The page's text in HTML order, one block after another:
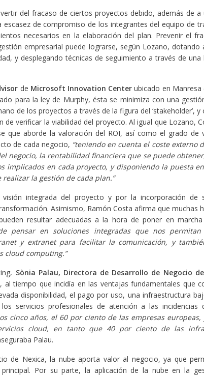
del fracaso de ciertos proyectos debido, además de a
escasez de compromiso de los integrantes del equipo de
necesarios en la elaboración del plan. Prevenir el
empresarial puede lograrse, según Lozano, dotando
y desplegando técnicas de seguimiento a través de una
de Microsoft Innovation Center ubicado en Manresa
para la ley de Murphy, ésta se minimiza con una
de los proyectos a través de la figura del ‘stakeholder’,
verificar la viabilidad del proyecto. Al igual que Lozano,
que aborde la valoración del ROI, así como el grado de
de cada negocio, “teniendo en cuenta el coste externo
negocio, la rentabilidad financiera que se puede
implicados en cada proyecto, y disponiendo la puesta
la gestión de cada plan.”
integrada del proyecto y por la incorporación de
Asimismo, Ramón Costa afirma que muchas
resultar adecuadas a la hora de poner en
pensar en soluciones integradas que nos permitan
y extranet para facilitar la comunicación, y
cloud computing.”
Sònia Palau, Directora de Desarrollo de Negocio
al tiempo que incidía en las ventajas fundamentales que
disponibilidad, el pago por uso, una infraestructura
servicios profesionales de atención a las incidencias
cinco años, el 60 por ciento de las empresas europeas,
cloud, en tanto que 40 por ciento de las
Palau.
de Nexica, la nube aporta valor al negocio, ya que
Por su parte, la aplicación de la nube en la